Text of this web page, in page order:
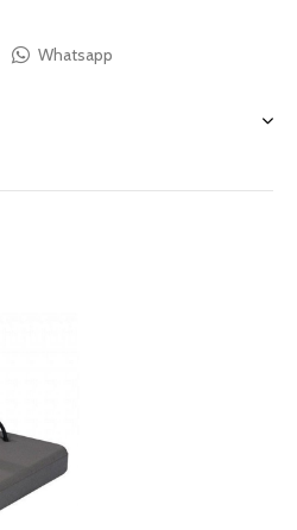
Whatsapp